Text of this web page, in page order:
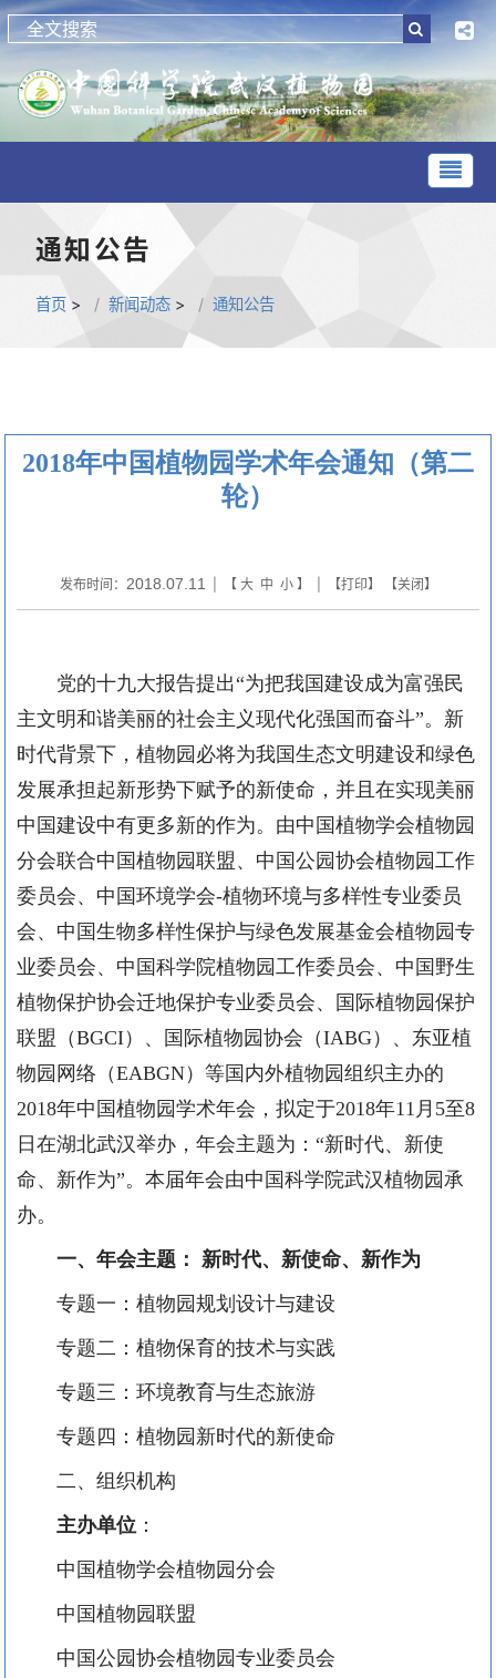
通知公告
首页 > 新闻动态 > 通知公告
2018年中国植物园学术年会通知（第二
轮）
发布时间： 2018.07.11 | 【 大 中 小】 | 【打印】 【关闭】
党的十九大报告提出“为把我国建设成为富强民
主文明和谐美丽的社会主义现代化强国而奋斗”。新
时代背景下，植物园必将为我国生态文明建设和绿色
发展承担起新形势下赋予的新使命，并且在实现美丽
中国建设中有更多新的作为。由中国植物学会植物园
分会联合中国植物园联盟、中国公园协会植物园工作
委员会、中国环境学会-植物环境与多样性专业委员
会、中国生物多样性保护与绿色发展基金会植物园专
业委员会、中国科学院植物园工作委员会、中国野生
植物保护协会迁地保护专业委员会、国际植物园保护
联盟（BGCI）、国际植物园协会（IABG）、东亚植
物园网络（EABGN）等国内外植物园组织主办的
2018年中国植物园学术年会，拟定于2018年11月5至8
日在湖北武汉举办，年会主题为：“新时代、新使
命、新作为”。本届年会由中国科学院武汉植物园承
办。
一、年会主题： 新时代、新使命、新作为
专题一：植物园规划设计与建设
专题二：植物保育的技术与实践
专题三：环境教育与生态旅游
专题四：植物园新时代的新使命
二、组织机构
主办单位 ：
中国植物学会植物园分会
中国植物园联盟
中国公园协会植物园专业委员会